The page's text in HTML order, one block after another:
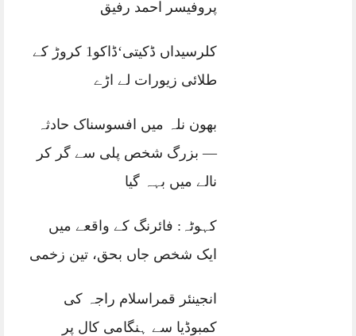
پروفیسر احمد رفیق
کلرسیداں ڈکیتی‘ڈاکو1 کروڑ کے
طلائی زیورات لے اڑے
بھون نلہ میں افسوسناک حادثہ
— بزرگ شخص پلی سے گر کر
نالے میں بہہ گیا
کہوٹہ: فائرنگ کے واقعے میں
ایک شخص جاں بحق، تین زخمی
انجینئر قمراسلام راجہ کی
کمبوڈیا سے ہنگامی کال پر